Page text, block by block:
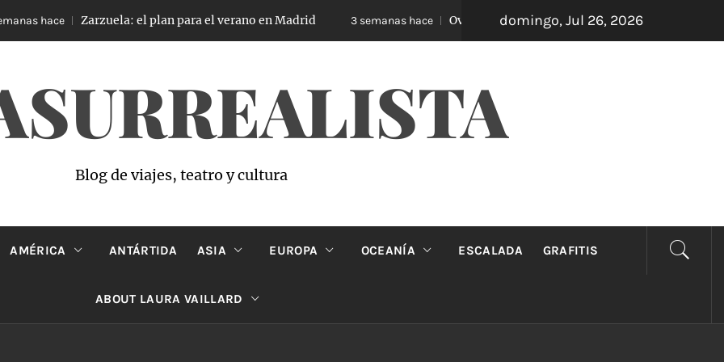
Zarzuela: el plan para el verano en Madrid 3 semanas hace Oveja Negra: el unipersonal que se ríe de los mandatos
domingo, Jul 26, 2026
Blog de viajes, teatro y cultura
AMÉRICA ANTÁRTIDA ASIA EUROPA OCEANÍA ESCALADA GRAFITIS
ABOUT LAURA VAILLARD